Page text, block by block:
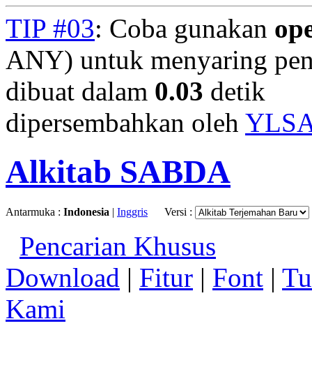
TIP #03: Coba gunakan
ANY) untuk menyaring
dibuat dalam 0.03 detik
dipersembahkan oleh
Alkitab SABDA
Antarmuka : Indonesia | Inggris Versi :
Pencarian Khusus
Download | Fitur | Font |
Kami